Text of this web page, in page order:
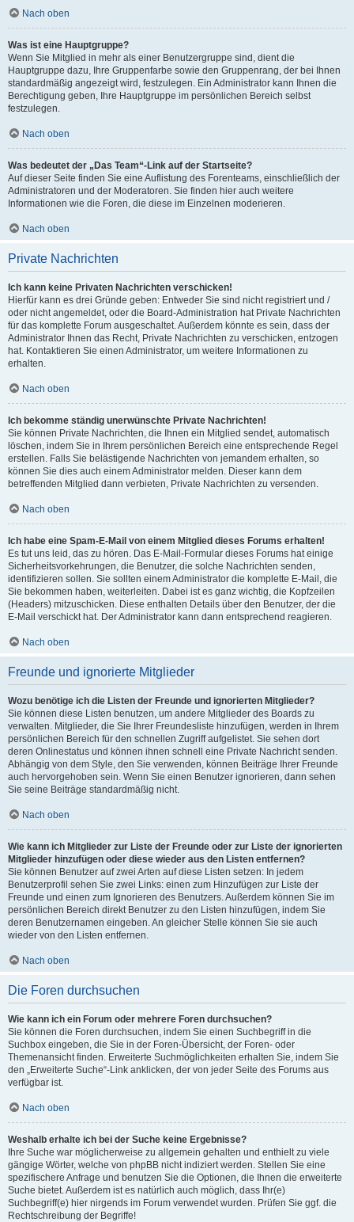
Nach oben
Was ist eine Hauptgruppe?
Wenn Sie Mitglied in mehr als einer Benutzergruppe sind, dient die
Hauptgruppe dazu, Ihre Gruppenfarbe sowie den Gruppenrang, der bei Ihnen
standardmäßig angezeigt wird, festzulegen. Ein Administrator kann Ihnen die
Berechtigung geben, Ihre Hauptgruppe im persönlichen Bereich selbst
festzulegen.
Nach oben
Was bedeutet der „Das Team“-Link auf der Startseite?
Auf dieser Seite finden Sie eine Auflistung des Forenteams, einschließlich der
Administratoren und der Moderatoren. Sie finden hier auch weitere
Informationen wie die Foren, die diese im Einzelnen moderieren.
Nach oben
Private Nachrichten
Ich kann keine Privaten Nachrichten verschicken!
Hierfür kann es drei Gründe geben: Entweder Sie sind nicht registriert und /
oder nicht angemeldet, oder die Board-Administration hat Private Nachrichten
für das komplette Forum ausgeschaltet. Außerdem könnte es sein, dass der
Administrator Ihnen das Recht, Private Nachrichten zu verschicken, entzogen
hat. Kontaktieren Sie einen Administrator, um weitere Informationen zu
erhalten.
Nach oben
Ich bekomme ständig unerwünschte Private Nachrichten!
Sie können Private Nachrichten, die Ihnen ein Mitglied sendet, automatisch
löschen, indem Sie in Ihrem persönlichen Bereich eine entsprechende Regel
erstellen. Falls Sie belästigende Nachrichten von jemandem erhalten, so
können Sie dies auch einem Administrator melden. Dieser kann dem
betreffenden Mitglied dann verbieten, Private Nachrichten zu versenden.
Nach oben
Ich habe eine Spam-E-Mail von einem Mitglied dieses Forums erhalten!
Es tut uns leid, das zu hören. Das E-Mail-Formular dieses Forums hat einige
Sicherheitsvorkehrungen, die Benutzer, die solche Nachrichten senden,
identifizieren sollen. Sie sollten einem Administrator die komplette E-Mail, die
Sie bekommen haben, weiterleiten. Dabei ist es ganz wichtig, die Kopfzeilen
(Headers) mitzuschicken. Diese enthalten Details über den Benutzer, der die
E-Mail verschickt hat. Der Administrator kann dann entsprechend reagieren.
Nach oben
Freunde und ignorierte Mitglieder
Wozu benötige ich die Listen der Freunde und ignorierten Mitglieder?
Sie können diese Listen benutzen, um andere Mitglieder des Boards zu
verwalten. Mitglieder, die Sie Ihrer Freundesliste hinzufügen, werden in Ihrem
persönlichen Bereich für den schnellen Zugriff aufgelistet. Sie sehen dort
deren Onlinestatus und können ihnen schnell eine Private Nachricht senden.
Abhängig von dem Style, den Sie verwenden, können Beiträge Ihrer Freunde
auch hervorgehoben sein. Wenn Sie einen Benutzer ignorieren, dann sehen
Sie seine Beiträge standardmäßig nicht.
Nach oben
Wie kann ich Mitglieder zur Liste der Freunde oder zur Liste der ignorierten
Mitglieder hinzufügen oder diese wieder aus den Listen entfernen?
Sie können Benutzer auf zwei Arten auf diese Listen setzen: In jedem
Benutzerprofil sehen Sie zwei Links: einen zum Hinzufügen zur Liste der
Freunde und einen zum Ignorieren des Benutzers. Außerdem können Sie im
persönlichen Bereich direkt Benutzer zu den Listen hinzufügen, indem Sie
deren Benutzernamen eingeben. An gleicher Stelle können Sie sie auch
wieder von den Listen entfernen.
Nach oben
Die Foren durchsuchen
Wie kann ich ein Forum oder mehrere Foren durchsuchen?
Sie können die Foren durchsuchen, indem Sie einen Suchbegriff in die
Suchbox eingeben, die Sie in der Foren-Übersicht, der Foren- oder
Themenansicht finden. Erweiterte Suchmöglichkeiten erhalten Sie, indem Sie
den „Erweiterte Suche“-Link anklicken, der von jeder Seite des Forums aus
verfügbar ist.
Nach oben
Weshalb erhalte ich bei der Suche keine Ergebnisse?
Ihre Suche war möglicherweise zu allgemein gehalten und enthielt zu viele
gängige Wörter, welche von phpBB nicht indiziert werden. Stellen Sie eine
spezifischere Anfrage und benutzen Sie die Optionen, die Ihnen die erweiterte
Suche bietet. Außerdem ist es natürlich auch möglich, dass Ihr(e)
Suchbegriff(e) hier nirgends im Forum verwendet wurden. Prüfen Sie ggf. die
Rechtschreibung der Begriffe!